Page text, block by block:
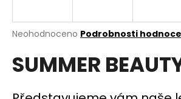
Průměrné
produktu
je
z
Neohodnoceno Podrobnosti
SUMMER
j
t
?